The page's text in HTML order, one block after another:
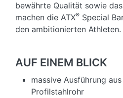
bewährte Qualität sowie
machen die ATX® Special
den ambitionierten Athleten.
AUF EINEM BLICK
massive Ausführung
Profilstahlrohr